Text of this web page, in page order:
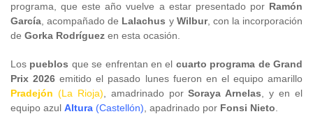
programa, que este año vuelve a estar presentado por Ramón
García, acompañado de Lalachus y Wilbur, con la incorporación
de Gorka Rodríguez en esta ocasión.
Los pueblos que se enfrentan en el cuarto programa de Grand
Prix 2026 emitido el pasado lunes fueron en el equipo amarillo
Pradejón (La Rioja), amadrinado porSoraya Arnelas, y en el
equipo azul Altura (Castellón), apadrinado por Fonsi Nieto.